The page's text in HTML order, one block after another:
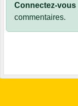
Connectez-vous
commentaires.